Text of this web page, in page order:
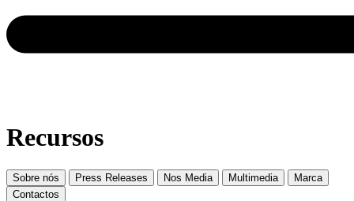
Recursos
Sobre nós Press Releases Nos Media Multimedia
Marca
Contactos